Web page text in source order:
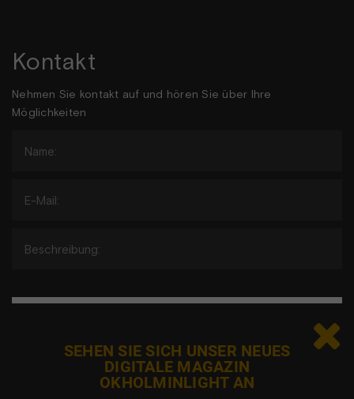
Kontakt
Nehmen Sie kontakt auf und hören Sie über Ihre
Möglichkeiten
Jeg er ikke en robot
Adgangen til elementet er blevet begrænset, da

SEHEN SIE SICH UNSER NEUES
DIGITALE MAGAZIN
OKHOLMINLIGHT AN